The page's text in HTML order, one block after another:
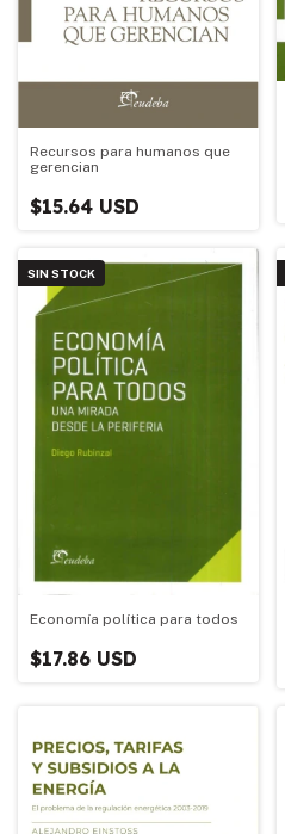
Recursos para humanos que
gerencian
$15.64 USD
SIN STOCK
Economía política para todos
$17.86 USD